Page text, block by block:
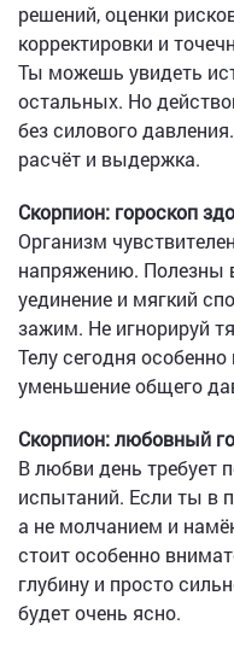
решений, оценки
корректировки и
Ты можешь увидеть
остальных. Но
без силового
расчёт и выдержка.
Скорпион: гороскоп
Организм
напряжению. Полезны
уединение и мягкий
зажим. Не игнорируй
Телу сегодня
уменьшение общего
Скорпион: любовный
В любви день требует
испытаний. Если ты в
а не молчанием и
стоит особенно
глубину и просто
будет очень ясно.